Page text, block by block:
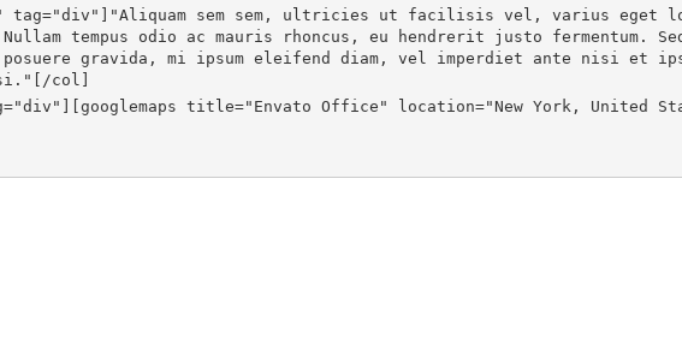
tag="div"]"Aliquam sem sem, ultricies ut facilisis vel, varius eget
Nullam tempus odio ac mauris rhoncus, eu hendrerit justo fermentum.
gravida, mi ipsum eleifend diam, vel imperdiet ante nisi et
col]
title="Envato Office" location="New York, United